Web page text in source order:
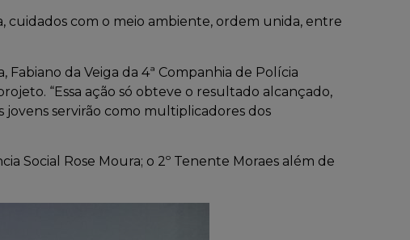
cuidados com o meio ambiente, ordem unida, entre
da Veiga da 4ª Companhia de Polícia
“Essa ação só obteve o resultado alcançado,
jovens servirão como multiplicadores dos
Social Rose Moura; o 2º Tenente Moraes além de